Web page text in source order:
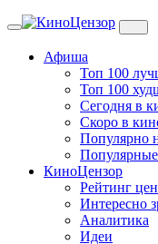
Toggle
Афиша
Топ 100
Топ 100
Сегодня в
Скоро в
Популярно
КиноЦензор
Рейтинг
Интересно
Аналитика
Идеи